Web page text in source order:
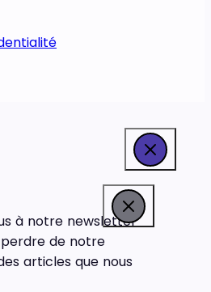
à notre newsletter
de notre
articles que nous